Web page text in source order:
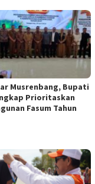
Musrenbang, Bupati
Prioritaskan
Fasum Tahun